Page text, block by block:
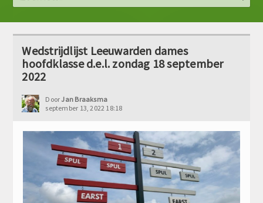
Wedstrijdlijst Leeuwarden dames
hoofdklasse d.e.l. zondag 18 september
2022
DoorJan Braaksma
september 13, 2022 18:18